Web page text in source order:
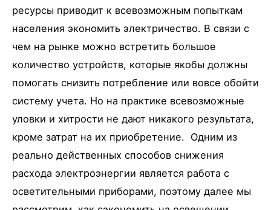
ресурсы приводит к всевозможным попыткам
населения экономить электричество. В связи с
чем на рынке можно встретить большое
количество устройств, которые якобы должны
помогать снизить потребление или вовсе обойти
систему учета. Но на практике всевозможные
уловки и хитрости не дают никакого результата,
кроме затрат на их приобретение. Одним из
реально действенных способов снижения
расхода электроэнергии является работа с
осветительными приборами, поэтому далее мы